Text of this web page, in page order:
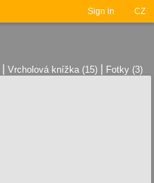
Sign in CZ
Vrcholová knížka (15) Fotky (3)